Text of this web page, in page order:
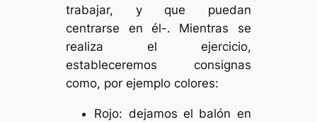
trabajar, y que puedan
centrarse en él-. Mientras se
realiza el ejercicio,
estableceremos consignas
como, por ejemplo colores:
Rojo: dejamos el balón en